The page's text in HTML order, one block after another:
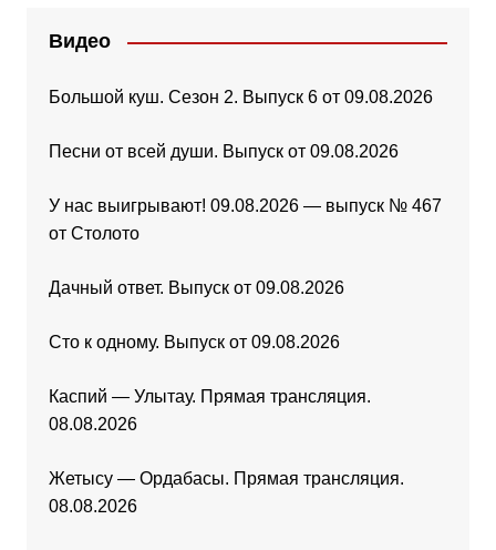
Видео
Большой куш. Сезон 2. Выпуск 6 от 09.08.2026
Песни от всей души. Выпуск от 09.08.2026
У нас выигрывают! 09.08.2026 — выпуск № 467
от Столото
Дачный ответ. Выпуск от 09.08.2026
Сто к одному. Выпуск от 09.08.2026
Каспий — Улытау. Прямая трансляция.
08.08.2026
Жетысу — Ордабасы. Прямая трансляция.
08.08.2026